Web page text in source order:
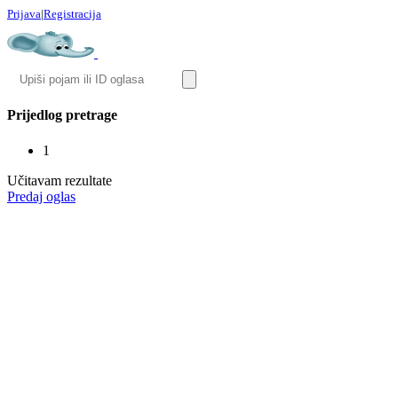
Prijava|Registracija
Prijedlog pretrage
1
Učitavam rezultate
Predaj oglas